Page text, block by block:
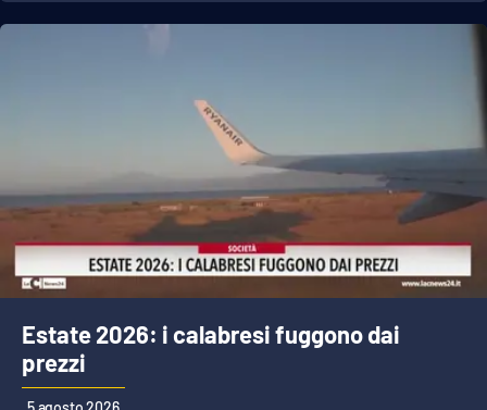
Estate 2026: i calabresi fuggono dai
prezzi